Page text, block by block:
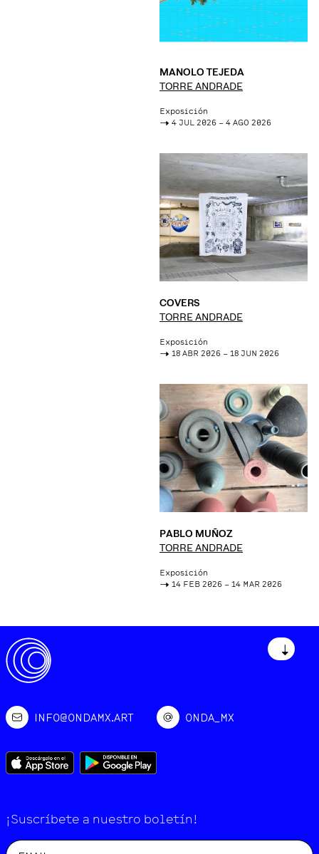
MANOLO TEJEDA
TORRE ANDRADE
Exposición
-> 4 JUL 2026 – 4 AGO 2026
COVERS
TORRE ANDRADE
Exposición
-> 18 ABR 2026 – 18 JUN 2026
PABLO MUÑOZ
TORRE ANDRADE
Exposición
-> 14 FEB 2026 – 14 MAR 2026
↓
INFO@ONDAMX.ART ONDA_MX
¡Suscríbete a nuestro boletín!